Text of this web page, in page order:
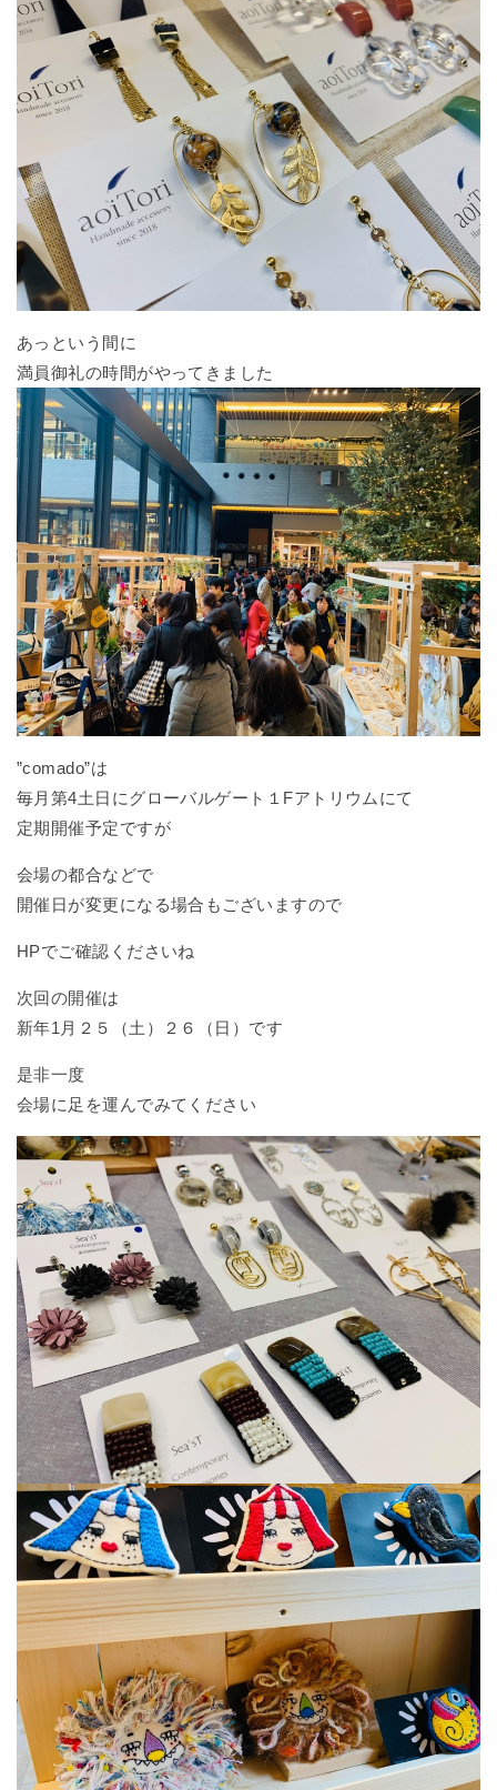
あっという間に
満員御礼の時間がやってきました
”comado”は
毎月第4土日にグローバルゲート１Fアトリウムにて
定期開催予定ですが
会場の都合などで
開催日が変更になる場合もございますので
HPでご確認くださいね
次回の開催は
新年1月２５（土）２６（日）です
是非一度
会場に足を運んでみてください